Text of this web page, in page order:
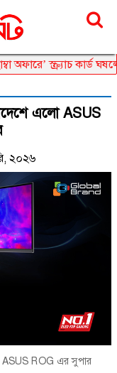
অফারে’ স্ক্র্যাচ কার্ড
এলো ASUS
২০২৬
ASUS ROG এর সুপার